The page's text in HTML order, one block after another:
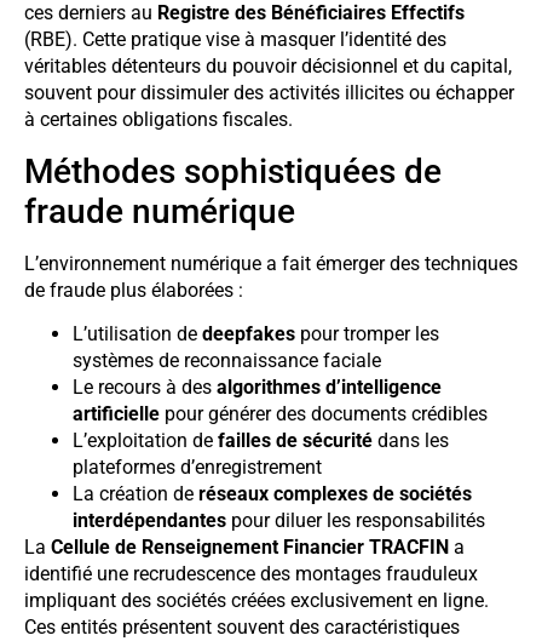
ces derniers au Registre des Bénéficiaires Effectifs
(RBE). Cette pratique vise à masquer l’identité des
véritables détenteurs du pouvoir décisionnel et du capital,
souvent pour dissimuler des activités illicites ou échapper
à certaines obligations fiscales.
Méthodes sophistiquées de
fraude numérique
L’environnement numérique a fait émerger des techniques
de fraude plus élaborées :
L’utilisation de deepfakes pour tromper les
systèmes de reconnaissance faciale
Le recours à des algorithmes d’intelligence
artificielle pour générer des documents crédibles
L’exploitation de failles de sécurité dans les
plateformes d’enregistrement
La création de réseaux complexes de sociétés
interdépendantes pour diluer les responsabilités
La Cellule de Renseignement Financier TRACFIN a
identifié une recrudescence des montages frauduleux
impliquant des sociétés créées exclusivement en ligne.
Ces entités présentent souvent des caractéristiques